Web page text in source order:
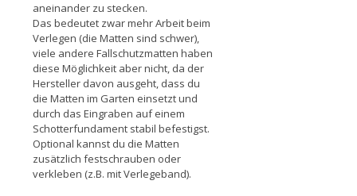
aneinander zu stecken.
Das bedeutet zwar mehr Arbeit beim
Verlegen (die Matten sind schwer),
viele andere Fallschutzmatten haben
diese Möglichkeit aber nicht, da der
Hersteller davon ausgeht, dass du
die Matten im Garten einsetzt und
durch das Eingraben auf einem
Schotterfundament stabil befestigst.
Optional kannst du die Matten
zusätzlich festschrauben oder
verkleben (z.B. mit Verlegeband).